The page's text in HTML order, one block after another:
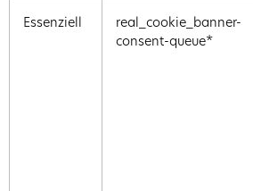
Essenziell
real_cookie_banner-
consent-queue*